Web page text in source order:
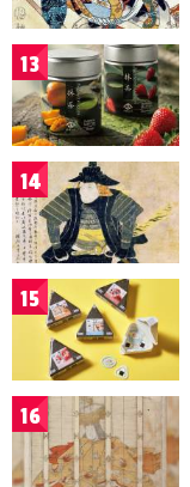
13
14
15
16